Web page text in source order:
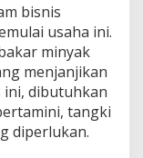
bisnis
usaha ini.
minyak
menjanjikan
ini, dibutuhkan
tangki
diperlukan.